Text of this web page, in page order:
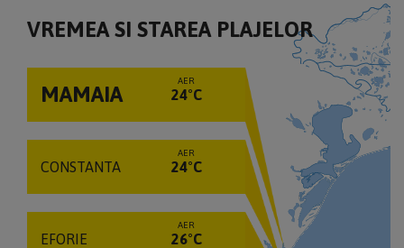
VREMEA SI STAREA PLAJELOR
MAMAIA
AER
24°C
CONSTANTA
AER
24°C
EFORIE
AER
26°C